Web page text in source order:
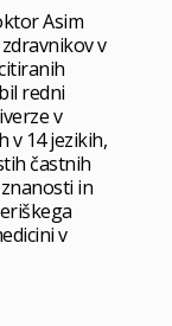
Asim
v
redni
v
v 14 jezikih,
častnih
in
v